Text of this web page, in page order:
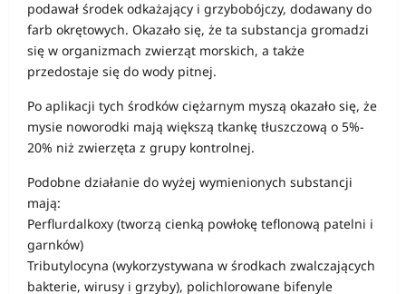
podawał środek odkażający i grzybobójczy, dodawany do
farb okrętowych. Okazało się, że ta substancja gromadzi
się w organizmach zwierząt morskich, a także
przedostaje się do wody pitnej.
Po aplikacji tych środków ciężarnym myszą okazało się, że
mysie noworodki mają większą tkankę tłuszczową o 5%-
20% niż zwierzęta z grupy kontrolnej.
Podobne działanie do wyżej wymienionych substancji
mają:
Perflurdalkoxy (tworzą cienką powłokę teflonową patelni i
garnków)
Tributylocyna (wykorzystywana w środkach zwalczających
bakterie, wirusy i grzyby), polichlorowane bifenyle